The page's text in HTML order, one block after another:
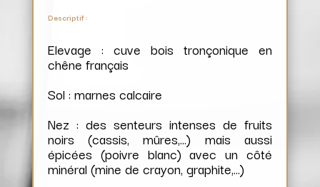
Descriptif :
Elevage : cuve bois tronçonique en
chêne français
Sol : marnes calcaire
Nez : des senteurs intenses de fruits
noirs (cassis, mûres,…) mais aussi
épicées (poivre blanc) avec un côté
minéral (mine de crayon, graphite,…)